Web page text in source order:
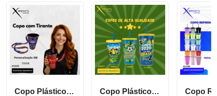
Copo Plástico de 550 ML com Tirante Personalizado XCS552 Copo Plástico personalizado In Mold Label 360 XCS551